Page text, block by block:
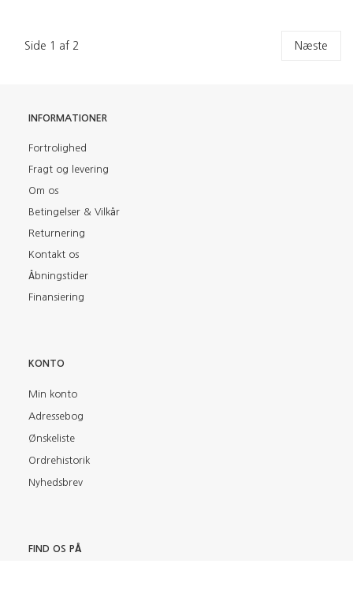
Side 1 af 2 Næste
INFORMATIONER
Fortrolighed
Fragt og levering
Om os
Betingelser & Vilkår
Returnering
Kontakt os
Åbningstider
Finansiering
KONTO
Min konto
Adressebog
Ønskeliste
Ordrehistorik
Nyhedsbrev
FIND OS PÅ